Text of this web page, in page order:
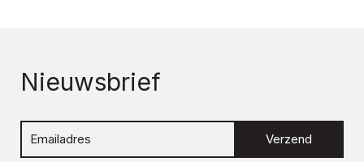
Nieuwsbrief
Verzend